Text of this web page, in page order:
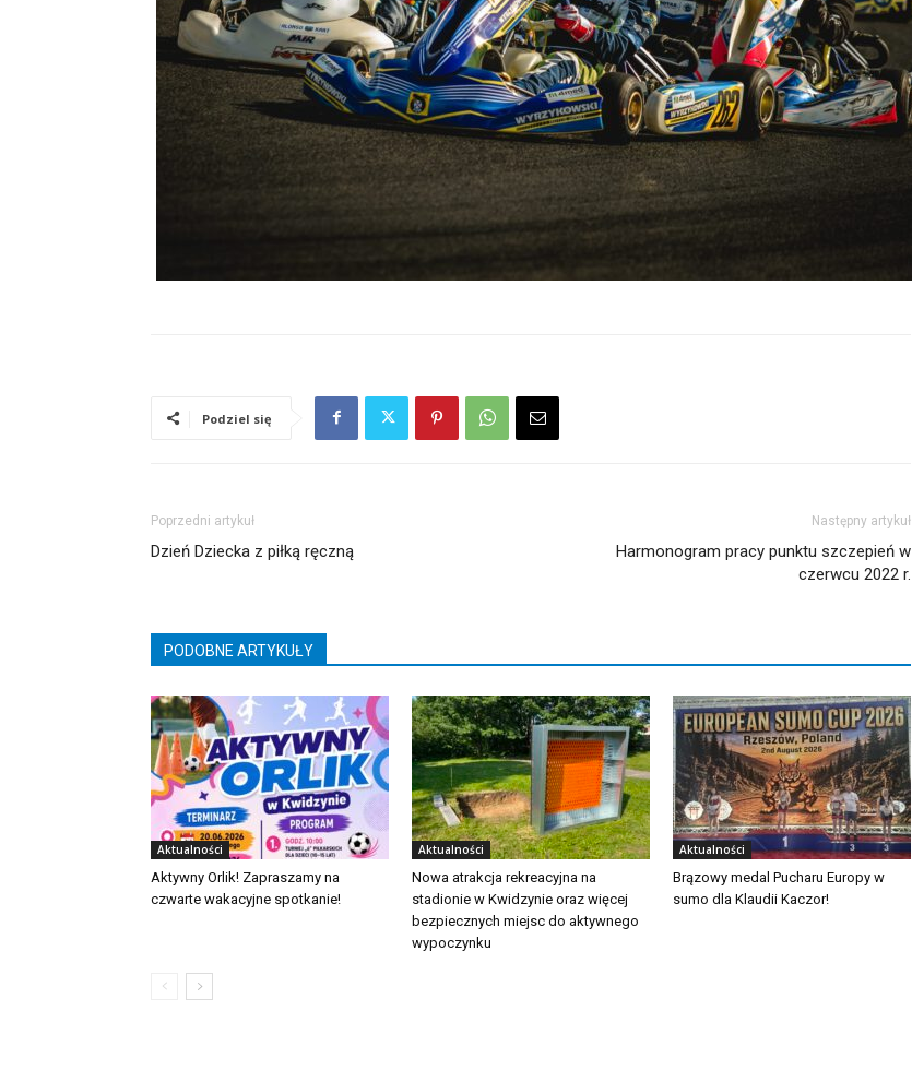
Podziel się
Poprzedni artykuł
Dzień Dziecka z piłką ręczną
Następny artykuł
Harmonogram pracy punktu szczepień w
czerwcu 2022 r.
PODOBNE ARTYKUŁY
Aktualności
Aktywny Orlik! Zapraszamy na
czwarte wakacyjne spotkanie!
Aktualności
Nowa atrakcja rekreacyjna na
stadionie w Kwidzynie oraz więcej
bezpiecznych miejsc do aktywnego
wypoczynku
Aktualności
Brązowy medal Pucharu Europy w
sumo dla Klaudii Kaczor!